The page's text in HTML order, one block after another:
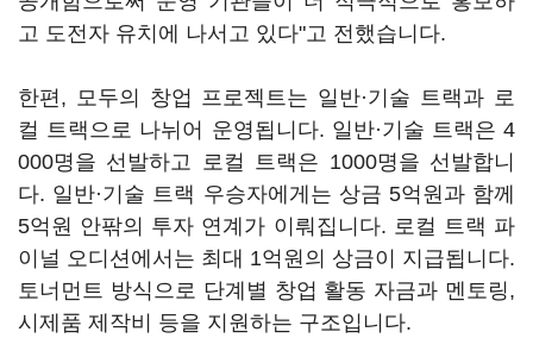
고 도전자 유치에 나서고 있다"고 전했습니다.
한편, 모두의 창업 프로젝트는 일반·기술 트랙과 로
컬 트랙으로 나뉘어 운영됩니다. 일반·기술 트랙은 4
000명을 선발하고 로컬 트랙은 1000명을 선발합니
다. 일반·기술 트랙 우승자에게는 상금 5억원과 함께
5억원 안팎의 투자 연계가 이뤄집니다. 로컬 트랙 파
이널 오디션에서는 최대 1억원의 상금이 지급됩니다.
토너먼트 방식으로 단계별 창업 활동 자금과 멘토링,
시제품 제작비 등을 지원하는 구조입니다.